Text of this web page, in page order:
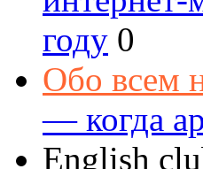
году 0
Обо всем
— когда
English